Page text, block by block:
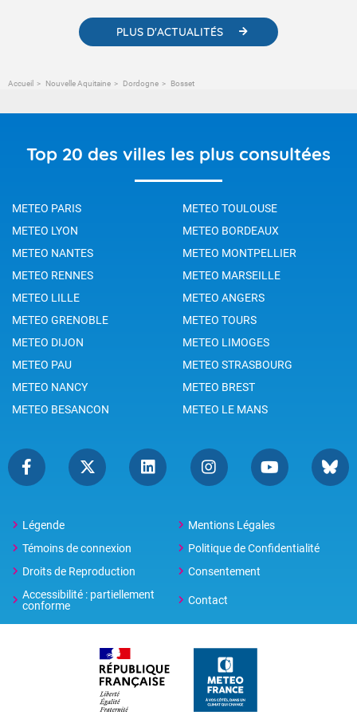
PLUS D'ACTUALITÉS
Accueil Nouvelle Aquitaine Dordogne Bosset
Top 20 des villes les plus consultées
METEO PARIS
METEO TOULOUSE
METEO LYON
METEO BORDEAUX
METEO NANTES
METEO MONTPELLIER
METEO RENNES
METEO MARSEILLE
METEO LILLE
METEO ANGERS
METEO GRENOBLE
METEO TOURS
METEO DIJON
METEO LIMOGES
METEO PAU
METEO STRASBOURG
METEO NANCY
METEO BREST
METEO BESANCON
METEO LE MANS
Légende
Mentions Légales
Témoins de connexion
Politique de Confidentialité
Droits de Reproduction
Consentement
Accessibilité : partiellement
conforme
Contact